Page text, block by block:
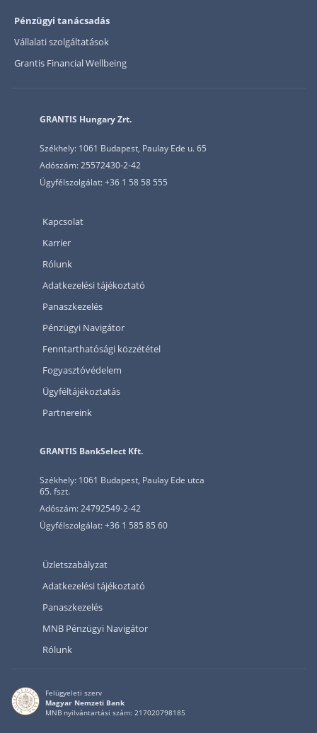
Pénzügyi tanácsadás
Vállalati szolgáltatások
Grantis Financial Wellbeing
GRANTIS Hungary Zrt.
Székhely: 1061 Budapest, Paulay Ede u. 65
Adószám: 25572430-2-42
Ügyfélszolgálat: +36 1 58 58 555
Kapcsolat
Karrier
Rólunk
Adatkezelési tájékoztató
Panaszkezelés
Pénzügyi Navigátor
Fenntarthatósági közzététel
Fogyasztóvédelem
Ügyféltájékoztatás
Partnereink
GRANTIS BankSelect Kft.
Székhely: 1061 Budapest, Paulay Ede utca
65. fszt.
Adószám: 24792549-2-42
Ügyfélszolgálat: +36 1 585 85 60
Üzletszabályzat
Adatkezelési tájékoztató
Panaszkezelés
MNB Pénzügyi Navigátor
Rólunk
Felügyeleti szerv
Magyar Nemzeti Bank
MNB nyilvántartási szám: 217020798185